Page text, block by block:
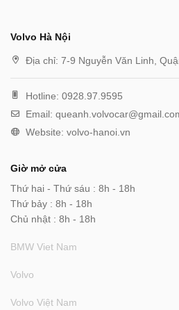
Volvo Hà Nội
Địa chỉ: 7-9 Nguyễn Văn Linh,
Hotline: 0928.97.9595
Email:
Website: volvo-hanoi.vn
Giờ mở cửa
Thứ hai - Thứ sáu : 8h - 18h
Thứ bảy : 8h - 18h
Chủ nhật : 8h - 18h
BMW Viet Nam
Volvo
Volvo Việt Nam